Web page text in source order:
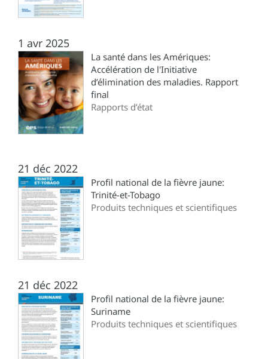
1 avr 2025
La santé dans les Amériques:
Accélération de l'Initiative
d’élimination des maladies. Rapport
final
Rapports d’état
21 déc 2022
Profil national de la fièvre jaune:
Trinité-et-Tobago
Produits techniques et scientifiques
21 déc 2022
Profil national de la fièvre jaune:
Suriname
Produits techniques et scientifiques